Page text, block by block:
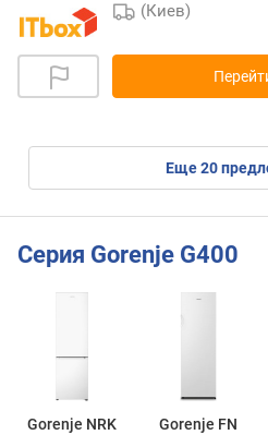
(Киев)
eще20
Серия Gorenje G400
Gorenje NRK
Gorenje FN